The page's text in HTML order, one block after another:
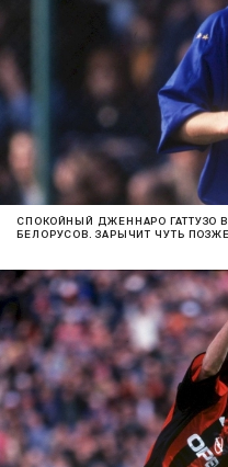
СПОКОЙНЫЙ ДЖЕННАРО ГАТТУЗО
БЕЛОРУСОВ. ЗАРЫЧИТ ЧУТЬ